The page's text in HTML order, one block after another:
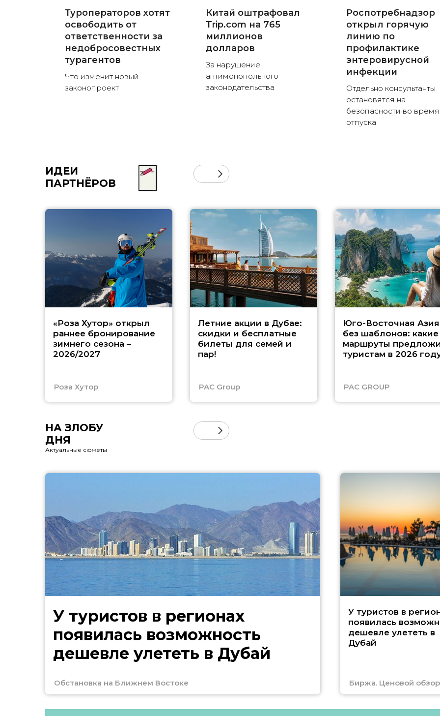
Туроператоров хотят
освободить от
ответственности за
недобросовестных
турагентов
Что изменит новый
законопроект
Китай оштрафовал
Trip.com на 765
миллионов
долларов
За нарушение
антимонопольного
законодательства
Роспотребнадзор
открыл горячую
линию по
профилактике
энтеровирусной
инфекции
Отдельно консультанты
остановятся на
безопасности во время
отпуска
ИДЕИ
ПАРТНЁРОВ
«Роза Хутор» открыл
раннее бронирование
зимнего сезона –
2026/2027
Роза Хутор
Летние акции в Дубае:
скидки и бесплатные
билеты для семей и
пар!
PAC Group
Юго-Восточная Азия
без шаблонов: какие
маршруты
туристам в 2026
PAC GROUP
НА ЗЛОБУ
ДНЯ
Актуальные сюжеты
У туристов в регионах
появилась возможность
дешевле улететь в Дубай
Обстановка на Ближнем Востоке
У туристов в
появилась
дешевле улететь в
Дубай
Биржа. Ценовой обзор